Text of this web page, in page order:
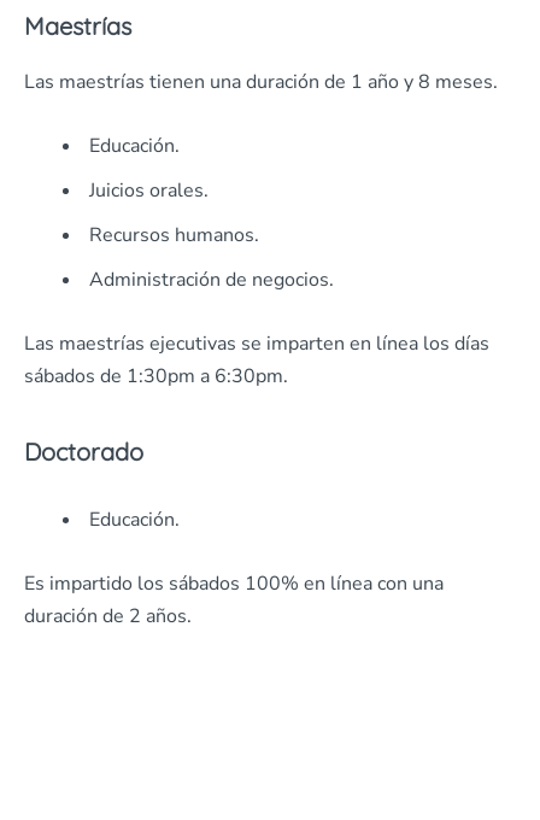
Maestrías
Las maestrías tienen una duración de 1 año y 8 meses.
Educación.
Juicios orales.
Recursos humanos.
Administración de negocios.
Las maestrías ejecutivas se imparten en línea los días
sábados de 1:30pm a 6:30pm.
Doctorado
Educación.
Es impartido los sábados 100% en línea con una
duración de 2 años.